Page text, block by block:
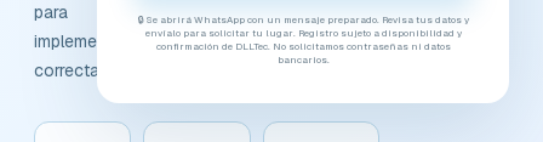
para
implementarlos
correctamente.
🔒 Se abrirá WhatsApp con un mensaje preparado. Revisa tus datos y
envíalo para solicitar tu lugar. Registro sujeto a disponibilidad y
confirmación de DLLTec. No solicitamos contraseñas ni datos
bancarios.